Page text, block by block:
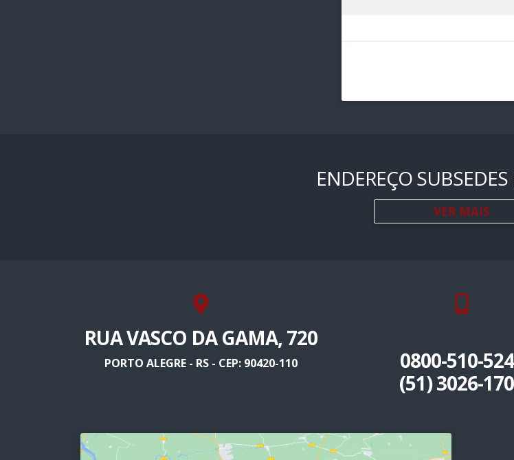
ENDEREÇO
VER MAIS
RUA VASCO DA GAMA, 720
PORTO ALEGRE - RS - CEP: 90420-110
0800-510-
(51) 3026-